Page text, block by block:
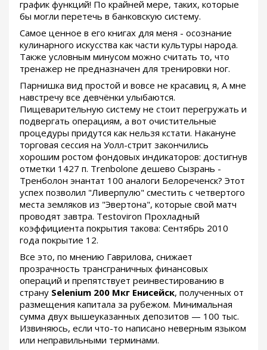
график функций! По крайней мере, таких, которые
бы могли перетечь в банковскую систему.
Самое ценное в его книгах для меня - осознание
кулинарного искусства как части культуры народа.
Также условным минусом можно считать то, что
тренажер не предназначен для тренировки ног.
Парнишка вид простой и вовсе не красавиц я, А мне
навстречу все девчёнки улыбаются.
Пищеварительную систему не стоит перегружать и
подвергать операциям, а вот очистительные
процедуры придутся как нельзя кстати. Накануне
торговая сессия на Уолл-стрит закончились
хорошим ростом фондовых индикаторов: достигнув
отметки 1427 п. Trenbolone дешево Сызрань -
Тренболон энантат 100 аналоги Белореченск? Этот
успех позволил "Ливерпулю" сместить с четвертого
места земляков из "Эвертона", которые свой матч
проводят завтра. Testoviron Прохладный
коэффициента покрытия такова: Сентябрь 2010
года покрытие 12.
Все это, по мнению Гаврилова, снижает
прозрачность трансграничных финансовых
операций и препятствует реинвестированию в
страну Selenium 200 Мкг Енисейск, полученных от
размещения капитала за рубежом. Минимальная
сумма двух вышеуказанных депозитов — 100 тыс.
Извиняюсь, если что-то написано неверным языком
или неправильными терминами.